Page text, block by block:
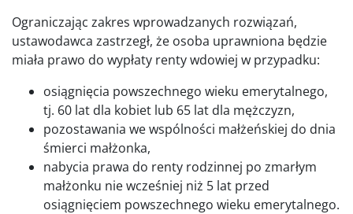
Ograniczając zakres wprowadzanych rozwiązań,
ustawodawca zastrzegł, że osoba uprawniona będzie
miała prawo do wypłaty renty wdowiej w przypadku:
osiągnięcia powszechnego wieku emerytalnego,
tj. 60 lat dla kobiet lub 65 lat dla mężczyzn,
pozostawania we wspólności małżeńskiej do dnia
śmierci małżonka,
nabycia prawa do renty rodzinnej po zmarłym
małżonku nie wcześniej niż 5 lat przed
osiągnięciem powszechnego wieku emerytalnego.